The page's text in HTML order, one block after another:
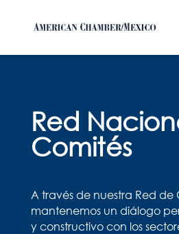
Red
Comités
A través de nuestra Red de
mantenemos un diálogo
y constructivo con los